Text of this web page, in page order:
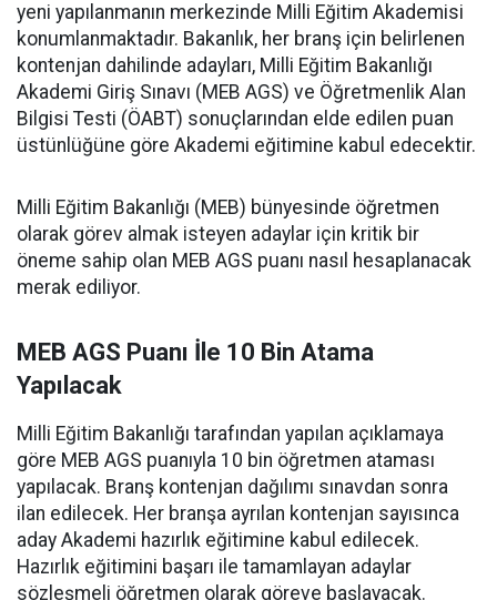
yeni yapılanmanın merkezinde Milli Eğitim Akademisi
konumlanmaktadır. Bakanlık, her branş için belirlenen
kontenjan dahilinde adayları, Milli Eğitim Bakanlığı
Akademi Giriş Sınavı (MEB AGS) ve Öğretmenlik Alan
Bilgisi Testi (ÖABT) sonuçlarından elde edilen puan
üstünlüğüne göre Akademi eğitimine kabul edecektir.
Milli Eğitim Bakanlığı (MEB) bünyesinde öğretmen
olarak görev almak isteyen adaylar için kritik bir
öneme sahip olan MEB AGS puanı nasıl hesaplanacak
merak ediliyor.
MEB AGS Puanı İle 10 Bin Atama
Yapılacak
Milli Eğitim Bakanlığı tarafından yapılan açıklamaya
göre MEB AGS puanıyla 10 bin öğretmen ataması
yapılacak. Branş kontenjan dağılımı sınavdan sonra
ilan edilecek. Her branşa ayrılan kontenjan sayısınca
aday Akademi hazırlık eğitimine kabul edilecek.
Hazırlık eğitimini başarı ile tamamlayan adaylar
sözleşmeli öğretmen olarak göreve başlayacak.